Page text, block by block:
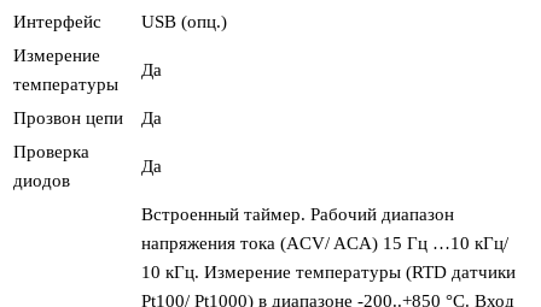
Интерфейс
USB (опц.)
Измерение
температуры
Да
Прозвон цепи
Да
Проверка
диодов
Да
Встроенный таймер. Рабочий диапазон
напряжения тока (ACV/ ACA) 15 Гц …10 кГц/
10 кГц. Измерение температуры (RTD датчики
Pt100/ Pt1000) в диапазоне -200..+850 °С. Вход